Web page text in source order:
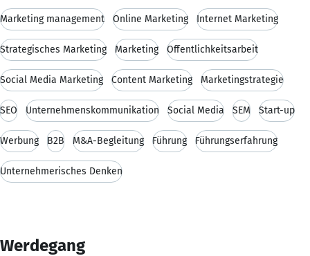
Marketing management Online Marketing Internet Marketing
Strategisches Marketing Marketing Öffentlichkeitsarbeit
Social Media Marketing Content Marketing Marketingstrategie
SEO Unternehmenskommunikation Social Media SEM Start-up
Werbung B2B M&A-Begleitung Führung Führungserfahrung
Unternehmerisches Denken
Werdegang